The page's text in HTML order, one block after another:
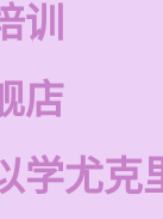
训
店
学尤克